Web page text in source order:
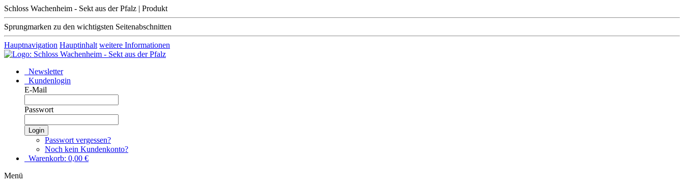
Schloss Wachenheim - Sekt aus der Pfalz | Produkt
Sprungmarken zu den wichtigsten Seitenabschnitten
Hauptnavigation Hauptinhalt weitere Informationen
Newsletter
Kundenlogin
E-Mail
Passwort
Login
Passwort vergessen?
Noch kein Kundenkonto?
Warenkorb: 0,00 €
Menü